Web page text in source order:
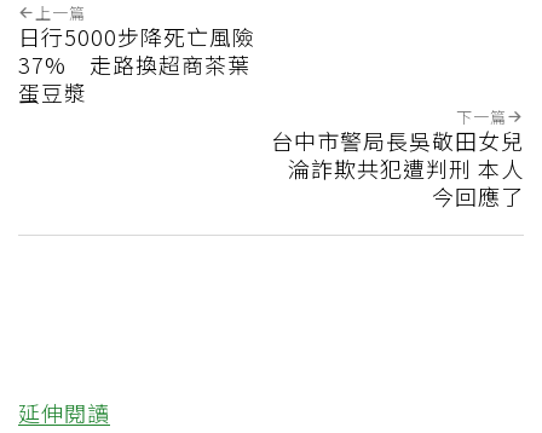
上一篇
日行5000步降死亡風險
37% 走路換超商茶葉
蛋豆漿
下一篇
台中市警局長吳敬田女兒
淪詐欺共犯遭判刑 本人
今回應了
延伸閱讀